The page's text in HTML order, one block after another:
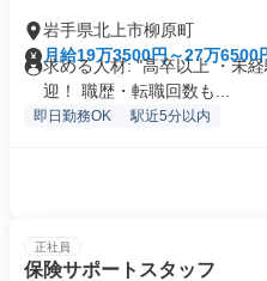
岩手県北上市柳原町
月給19万3500円～27万6500
求める人材: "高卒以上 ・未
迎！ 職歴・転職回数も...
即日勤務OK 駅近5分以内
正社員
保険サポートスタッフ